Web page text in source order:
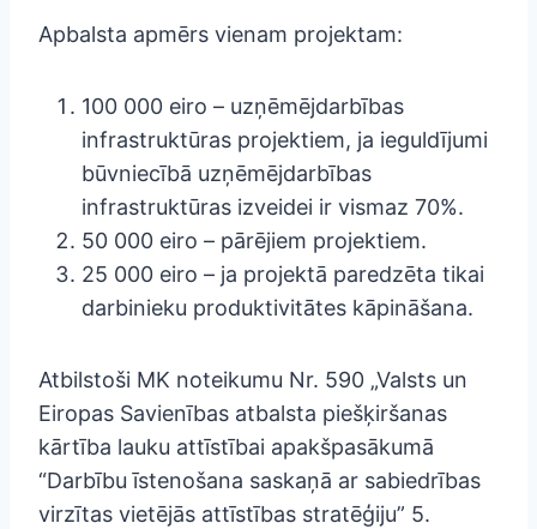
Apbalsta apmērs vienam projektam:
100 000 eiro – uzņēmējdarbības
infrastruktūras projektiem, ja ieguldījumi
būvniecībā uzņēmējdarbības
infrastruktūras izveidei ir vismaz 70%.
50 000 eiro – pārējiem projektiem.
25 000 eiro – ja projektā paredzēta tikai
darbinieku produktivitātes kāpināšana.
Atbilstoši MK noteikumu Nr. 590 „Valsts un
Eiropas Savienības atbalsta piešķiršanas
kārtība lauku attīstībai apakšpasākumā
“Darbību īstenošana saskaņā ar sabiedrības
virzītas vietējās attīstības stratēģiju” 5.